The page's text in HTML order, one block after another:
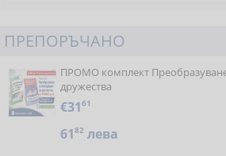
ПРЕПОРЪЧАНО
ПРОМО комплект
дружества
€3161
6182 лева